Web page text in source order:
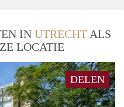
IN UTRECHT ALS
LOCATIE
DELEN